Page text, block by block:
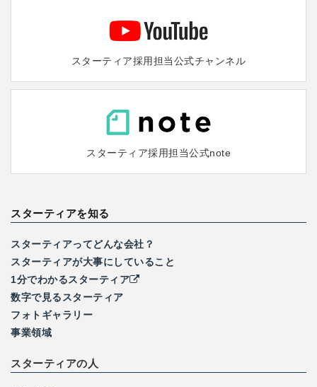
スターティア採用担当公式チャンネル
スターティア採用担当公式note
スターティアを知る
スターティアってどんな会社？
スターティアが大事にしていること
1分でわかるスターティア
数字で見るスターティア
フォトギャラリー
事業領域
スターティアの人